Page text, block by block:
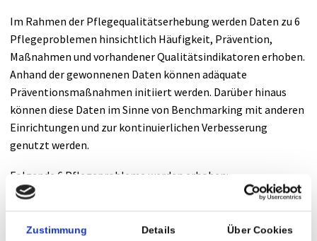
Zustimmung Details Über Cookies
Labor
Belegärzte
Ambulanzen
UNIQA Medical Partner
Im Rahmen der Pflegequalitätserhebung werden Daten zu 6
Pflegeproblemen hinsichtlich Häufigkeit, Prävention,
Maßnahmen und vorhandener Qualitätsindikatoren erhoben.
Anhand der gewonnenen Daten können adäquate
Präventionsmaßnahmen initiiert werden. Darüber hinaus
können diese Daten im Sinne von Benchmarking mit anderen
Einrichtungen und zur kontinuierlichen Verbesserung
genutzt werden.
Folgende 6 Pflegeprobleme werden erhoben:
Dekubitus
Inkontinenz